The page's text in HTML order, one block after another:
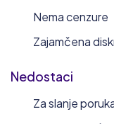
Nema cenzure
Zajamčena
Nedostaci
Za slanje